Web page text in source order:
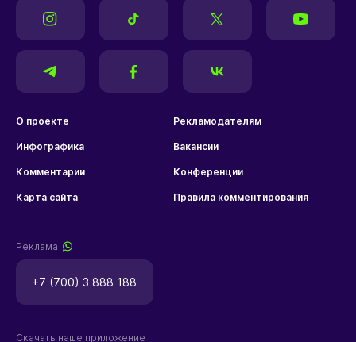
О проекте Рекламодателям
Инфографика Вакансии
Комментарии Конференции
Карта сайта Правила комментирования
Реклама
+7 (700) 3 888 188
Скачать наше приложение